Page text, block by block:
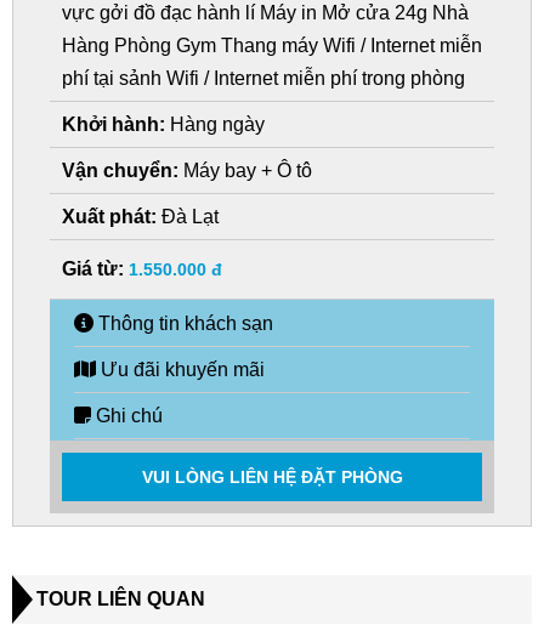
vực gởi đồ đạc hành lí Máy in Mở cửa 24g Nhà
Hàng Phòng Gym Thang máy Wifi / Internet miễn
phí tại sảnh Wifi / Internet miễn phí trong phòng
Khởi hành: Hàng ngày
Vận chuyển: Máy bay + Ô tô
Xuất phát: Đà Lạt
Giá từ: 1.550.000 đ
Thông tin khách sạn
Ưu đãi khuyến mãi
Ghi chú
VUI LÒNG LIÊN HỆ ĐẶT PHÒNG
TOUR LIÊN QUAN